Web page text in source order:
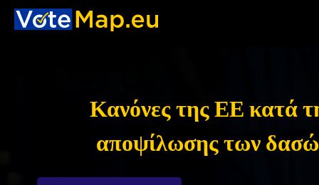
Κανόνες της ΕΕ κατά
αποψίλωσης των